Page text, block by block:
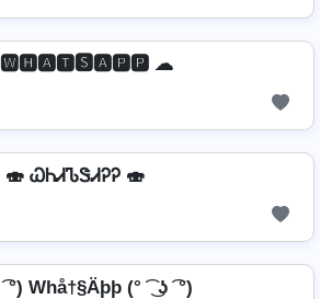
☁
🍣 ᏇᏂᏗᏖᏕᏗᎮᎮ 🍣
°) Whå†§Äþþ (° ͡ ͜ ʖ ͡ °)